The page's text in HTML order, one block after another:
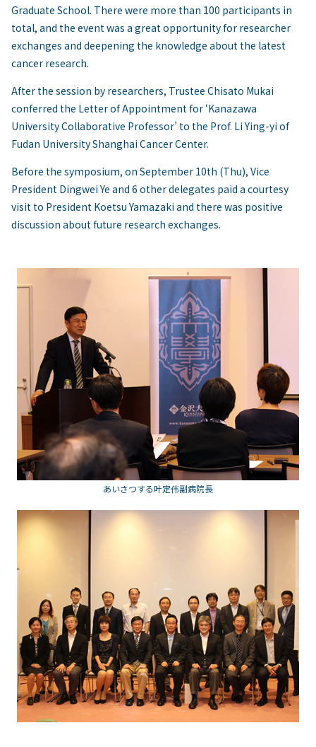
Graduate School. There were more than 100 participants in
total, and the event was a great opportunity for researcher
exchanges and deepening the knowledge about the latest
cancer research.
After the session by researchers, Trustee Chisato Mukai
conferred the Letter of Appointment for ‘Kanazawa
University Collaborative Professor’ to the Prof. Li Ying-yi of
Fudan University Shanghai Cancer Center.
Before the symposium, on September 10th (Thu), Vice
President Dingwei Ye and 6 other delegates paid a courtesy
visit to President Koetsu Yamazaki and there was positive
discussion about future research exchanges.
あいさつする叶定伟副病院長